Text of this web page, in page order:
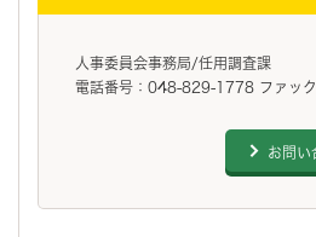
人事委員会事務局/任用調査課
電話番号：048-829-1778 ファッ
お問い